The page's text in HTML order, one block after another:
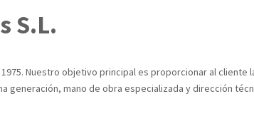
S.L.
Nuestro objetivo principal es proporcionar al
generación, mano de obra especializada y dirección